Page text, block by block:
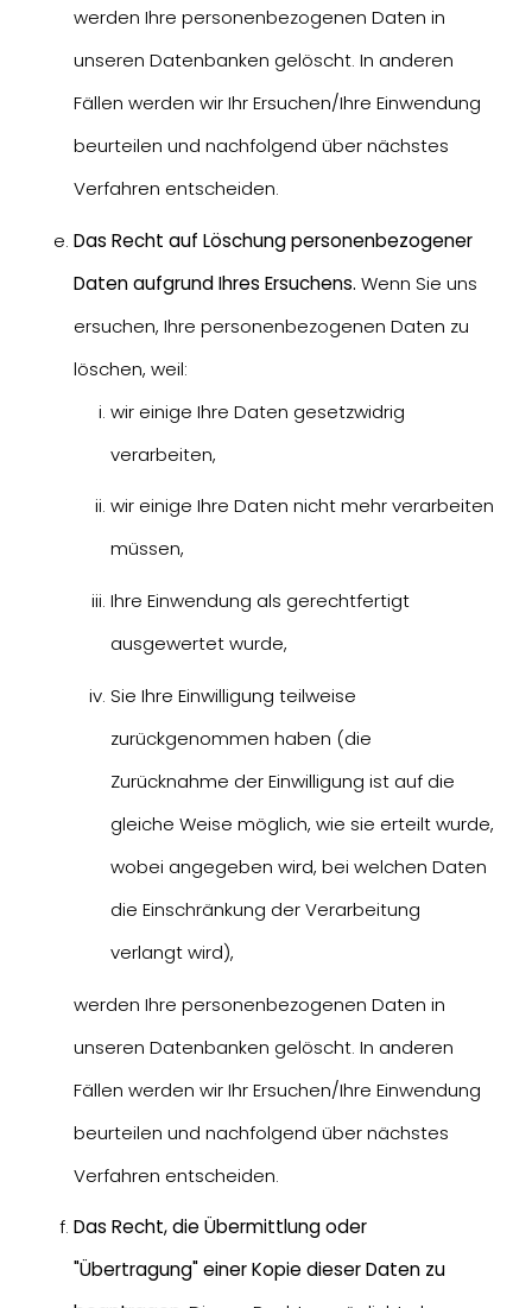
werden Ihre personenbezogenen Daten in
unseren Datenbanken gelöscht. In anderen
Fällen werden wir Ihr Ersuchen/Ihre Einwendung
beurteilen und nachfolgend über nächstes
Verfahren entscheiden.
Das Recht auf Löschung personenbezogener
Daten aufgrund Ihres Ersuchens.Wenn Sie uns
ersuchen, Ihre personenbezogenen Daten zu
löschen, weil:
wir einige Ihre Daten gesetzwidrig
verarbeiten,
wir einige Ihre Daten nicht mehr verarbeiten
müssen,
Ihre Einwendung als gerechtfertigt
ausgewertet wurde,
Sie Ihre Einwilligung teilweise
zurückgenommen haben (die
Zurücknahme der Einwilligung ist auf die
gleiche Weise möglich, wie sie erteilt wurde,
wobei angegeben wird, bei welchen Daten
die Einschränkung der Verarbeitung
verlangt wird),
werden Ihre personenbezogenen Daten in
unseren Datenbanken gelöscht. In anderen
Fällen werden wir Ihr Ersuchen/Ihre Einwendung
beurteilen und nachfolgend über nächstes
Verfahren entscheiden.
Das Recht, die Übermittlung oder
"Übertragung" einer Kopie dieser Daten zu